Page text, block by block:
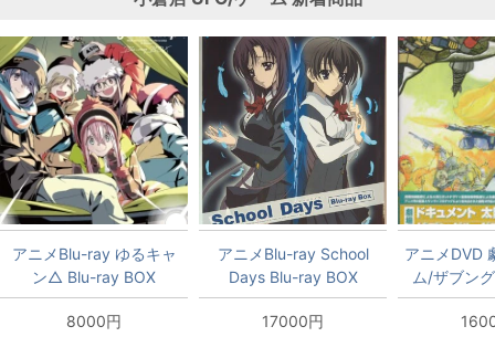
アニメBlu-ray ゆるキャ
ン△ Blu-ray BOX
8000円
アニメBlu-ray School
Days Blu-ray BOX
17000円
アニメDVD
ム/ザブン